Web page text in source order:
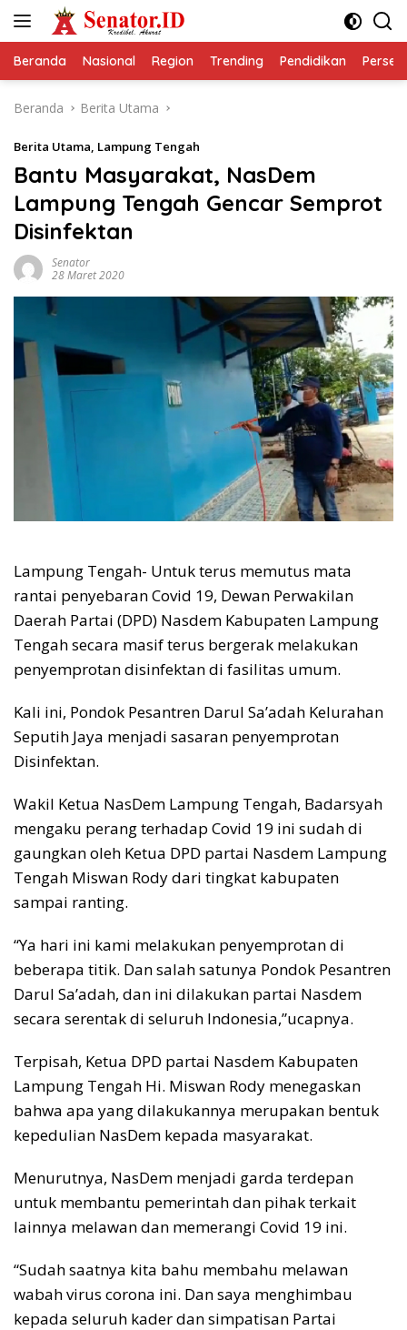
Beranda Nasional Region Trending Pendidikan
Beranda Berita Utama
Berita Utama, Lampung Tengah
Bantu Masyarakat, NasDem
Lampung Tengah Gencar Semprot
Disinfektan
Senator
28 Maret 2020
Lampung Tengah- Untuk terus memutus mata
rantai penyebaran Covid 19, Dewan Perwakilan
Daerah Partai (DPD) Nasdem Kabupaten Lampung
Tengah secara masif terus bergerak melakukan
penyemprotan disinfektan di fasilitas umum.
Kali ini, Pondok Pesantren Darul Sa’adah Kelurahan
Seputih Jaya menjadi sasaran penyemprotan
Disinfektan.
Wakil Ketua NasDem Lampung Tengah, Badarsyah
mengaku perang terhadap Covid 19 ini sudah di
gaungkan oleh Ketua DPD partai Nasdem Lampung
Tengah Miswan Rody dari tingkat kabupaten
sampai ranting.
“Ya hari ini kami melakukan penyemprotan di
beberapa titik. Dan salah satunya Pondok Pesantren
Darul Sa’adah, dan ini dilakukan partai Nasdem
secara serentak di seluruh Indonesia,”ucapnya.
Terpisah, Ketua DPD partai Nasdem Kabupaten
Lampung Tengah Hi. Miswan Rody menegaskan
bahwa apa yang dilakukannya merupakan bentuk
kepedulian NasDem kepada masyarakat.
Menurutnya, NasDem menjadi garda terdepan
untuk membantu pemerintah dan pihak terkait
lainnya melawan dan memerangi Covid 19 ini.
“Sudah saatnya kita bahu membahu melawan
wabah virus corona ini. Dan saya menghimbau
kepada seluruh kader dan simpatisan Partai